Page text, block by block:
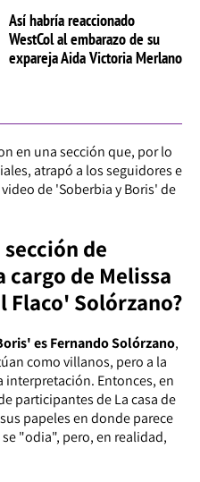
Así habría reaccionado
WestCol al embarazo de su
expareja Aida Victoria Merlano
en una sección que, por lo
atrapó a los seguidores e
de 'Soberbia y Boris' de
de
de Melissa
Flaco' Solórzano?
es Fernando Solórzano,
como villanos, pero a la
interpretación. Entonces, en
participantes de La casa de
papeles en donde parece
"odia", pero, en realidad,